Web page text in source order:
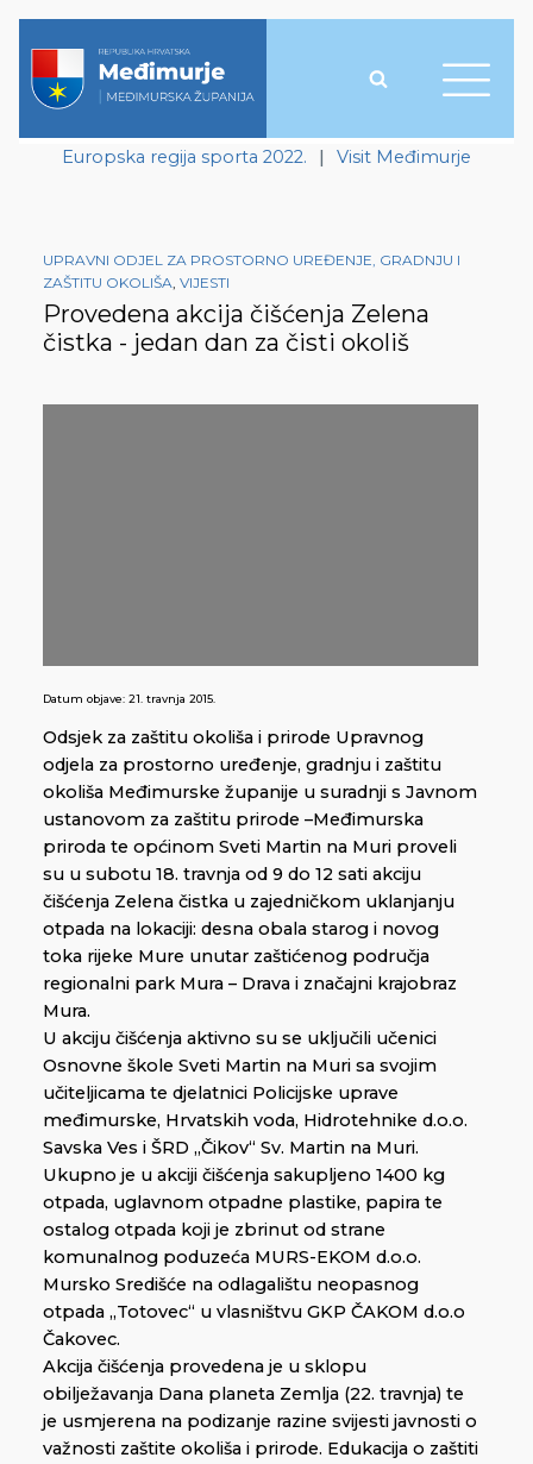
Europska regija sporta 2022. | Visit Međimurje
UPRAVNI ODJEL ZA PROSTORNO UREĐENJE, GRADNJU I
ZAŠTITU OKOLIŠA, VIJESTI
Provedena akcija čišćenja Zelena
čistka - jedan dan za čisti okoliš
Datum objave: 21. travnja 2015.
Odsjek za zaštitu okoliša i prirode Upravnog
odjela za prostorno uređenje, gradnju i zaštitu
okoliša Međimurske županije u suradnji s Javnom
ustanovom za zaštitu prirode –Međimurska
priroda te općinom Sveti Martin na Muri proveli
su u subotu 18. travnja od 9 do 12 sati akciju
čišćenja Zelena čistka u zajedničkom uklanjanju
otpada na lokaciji: desna obala starog i novog
toka rijeke Mure unutar zaštićenog područja
regionalni park Mura – Drava i značajni krajobraz
Mura.
U akciju čišćenja aktivno su se uključili učenici
Osnovne škole Sveti Martin na Muri sa svojim
učiteljicama te djelatnici Policijske uprave
međimurske, Hrvatskih voda, Hidrotehnike d.o.o.
Savska Ves i ŠRD „Čikov“ Sv. Martin na Muri.
Ukupno je u akciji čišćenja sakupljeno 1400 kg
otpada, uglavnom otpadne plastike, papira te
ostalog otpada koji je zbrinut od strane
komunalnog poduzeća MURS-EKOM d.o.o.
Mursko Središće na odlagalištu neopasnog
otpada „Totovec“ u vlasništvu GKP ČAKOM d.o.o
Čakovec.
Akcija čišćenja provedena je u sklopu
obilježavanja Dana planeta Zemlja (22. travnja) te
je usmjerena na podizanje razine svijesti javnosti o
važnosti zaštite okoliša i prirode. Edukacija o zaštiti